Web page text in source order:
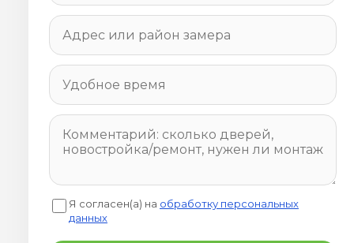
Я согласен(а) на обработку персональных
данных